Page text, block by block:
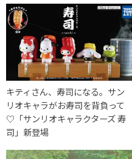
キティさん、寿司になる。サン
リオキャラがお寿司を背負って
♡「サンリオキャラクターズ 寿
司」新登場